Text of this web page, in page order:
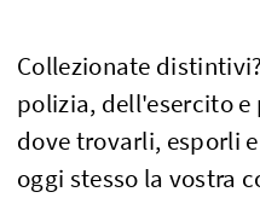
Collezionate
polizia, dell'esercito
dove trovarli, esporli
oggi stesso la vostra